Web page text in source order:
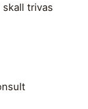
skall trivas